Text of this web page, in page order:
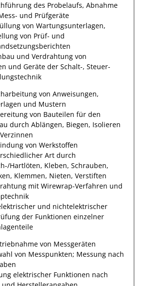
des Probelaufs, Abnahme
und Prüfgeräte
von Wartungsunterlagen,
von Prüf- und
und Verdrahtung von
und Geräte der Schalt-, Steuer-
von Anweisungen,
und Mustern
von Bauteilen für den
durch Ablängen, Biegen, Isolieren
von Werkstoffen
Art durch
Hartlöten, Kleben, Schrauben,
Klemmen, Nieten, Verstiften
mit Wirewrap-Verfahren und
und nichtelektrischer
der Funktionen einzelner
von Messgeräten
von Messpunkten; Messung nach
elektrischer Funktionen nach